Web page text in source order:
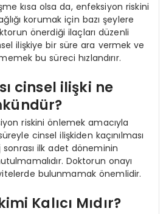
kısa olsa da, enfeksiyon riskini
korumak için bazı şeylere
önerdiği ilaçları düzenli
ilişkiye bir süre ara vermek ve
bu süreci hızlandırır.
cinsel ilişki ne
riskini önlemek amacıyla
cinsel ilişkiden kaçınılması
sonrası ilk adet döneminin
Doktorun onayı
bulunmamak önemlidir.
Kalıcı Mıdır?